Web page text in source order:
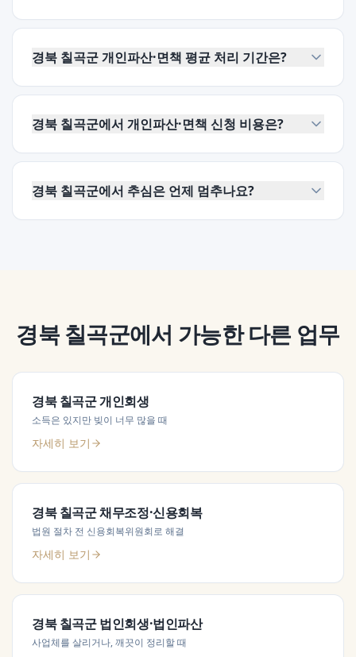
경북 칠곡군 개인파산·면책 평균 처리 기간은?
경북 칠곡군에서 개인파산·면책 신청 비용은?
경북 칠곡군에서 추심은 언제 멈추나요?
경북 칠곡군에서 가능한 다른 업무
경북 칠곡군개인회생
소득은 있지만 빚이 너무 많을 때
자세히 보기
경북 칠곡군채무조정·신용회복
법원 절차 전 신용회복위원회로 해결
자세히 보기
경북 칠곡군법인회생·법인파산
사업체를 살리거나, 깨끗이 정리할 때